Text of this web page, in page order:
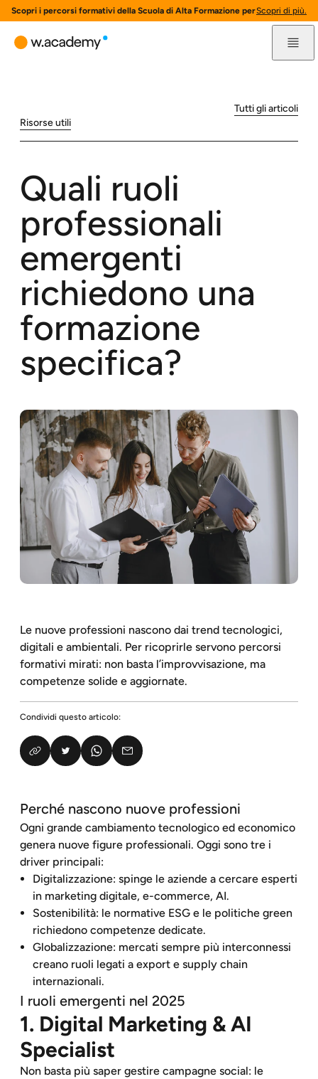
Scopri i percorsi formativi della Scuola di Alta Formazione per l'innovazione
Scopri di più.
Risorse utili
Tutti gli articoli
Quali ruoli
professionali
emergenti
richiedono una
formazione
specifica?
Le nuove professioni nascono dai trend tecnologici,
digitali e ambientali. Per ricoprirle servono percorsi
formativi mirati: non basta l’improvvisazione, ma
competenze solide e aggiornate.
Condividi questo articolo:
Perché nascono nuove professioni
Ogni grande cambiamento tecnologico ed economico
genera nuove figure professionali. Oggi sono tre i
driver principali:
Digitalizzazione: spinge le aziende a cercare esperti
in marketing digitale, e-commerce, AI.
Sostenibilità: le normative ESG e le politiche green
richiedono competenze dedicate.
Globalizzazione: mercati sempre più interconnessi
creano ruoli legati a export e supply chain
internazionali.
I ruoli emergenti nel 2025
1. Digital Marketing & AI
Specialist
Non basta più saper gestire campagne social: le